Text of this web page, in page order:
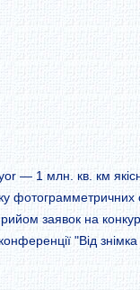
— 1 млн. кв. км
фотограмметричних
заявок на
"Від